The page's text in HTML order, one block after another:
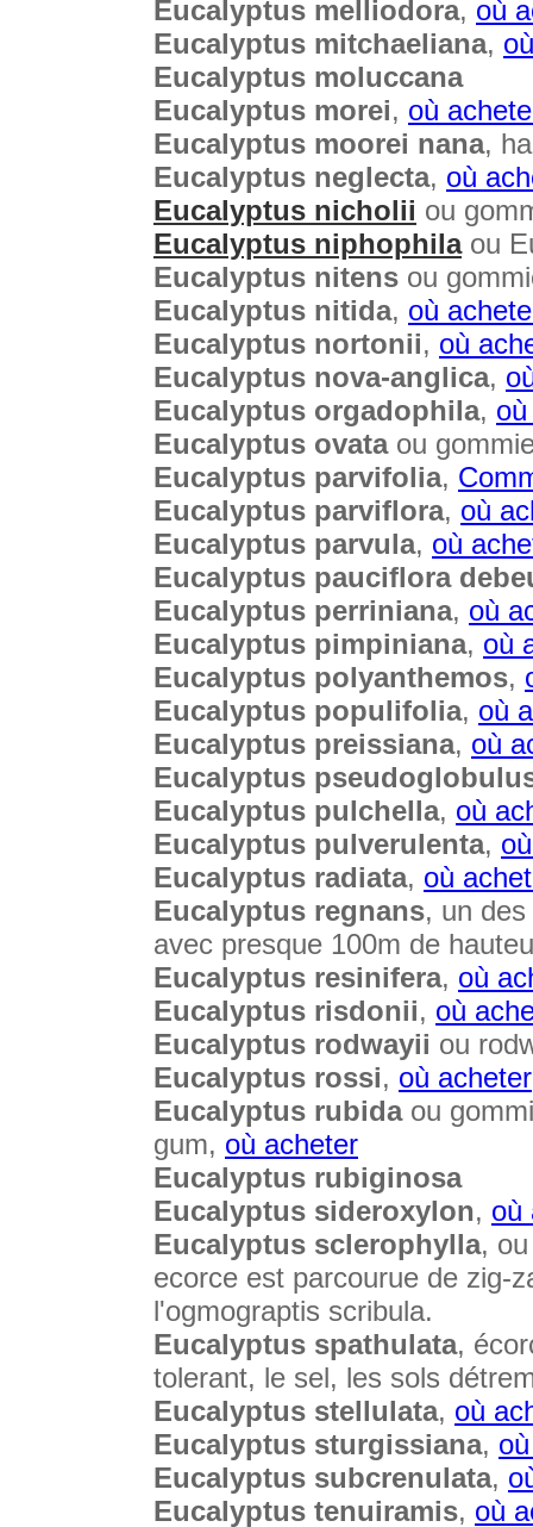
Eucalyptus melliodora, où
Eucalyptus mitchaeliana,
Eucalyptus moluccana
Eucalyptus morei, où
Eucalyptus moorei nana,
Eucalyptus neglecta, où
Eucalyptus nicholii ou
Eucalyptus niphophilaou
Eucalyptus nitens ou
Eucalyptus nitida, où
Eucalyptus nortonii, où
Eucalyptus nova-anglica,
Eucalyptus orgadophila,
Eucalyptus ovataou
Eucalyptus parvifolia,
Eucalyptus parviflora, où
Eucalyptus parvula, où
Eucalyptus pauciflora
Eucalyptus perriniana, où
Eucalyptus pimpiniana, où
Eucalyptus polyanthemos,
Eucalyptus populifolia, où
Eucalyptus preissiana, où
Eucalyptus
Eucalyptus pulchella, où
Eucalyptus pulverulenta,
Eucalyptus radiata, où
Eucalyptus regnans, un
avec presque 100m de
Eucalyptus resinifera, où
Eucalyptus risdonii, où
Eucalyptus rodwayii ou
Eucalyptus rossi, où acheter
Eucalyptus rubidaou
gum, où acheter
Eucalyptus rubiginosa
Eucalyptus sideroxylon, où
Eucalyptus sclerophylla,
ecorce est parcourue de zig-
l'ogmograptis scribula.
Eucalyptus spathulata,
tolerant, le sel, les sols
Eucalyptus stellulata, où
Eucalyptus sturgissiana,
Eucalyptus subcrenulata,
Eucalyptus tenuiramis, où